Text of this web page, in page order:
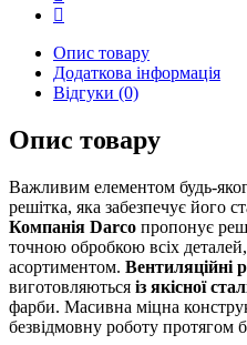
Опис товару
Додаткова інформація
Відгуки (0)
Опис товару
Важливим елементом будь-
решітка, яка забезпечує його
Компанія Darco пропонує
точною обробкою всіх
асортиментом. Вентиляційні
виготовляються із якісної
фарби. Масивна міцна
безвідмовну роботу протягом